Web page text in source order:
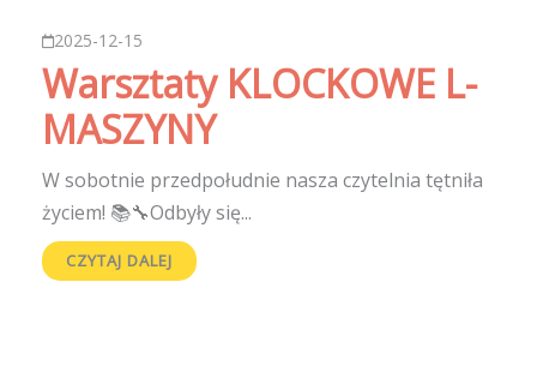
2025-12-15
Warsztaty KLOCKOWE L-
MASZYNY
W sobotnie przedpołudnie nasza czytelnia tętniła
życiem! 📚🔧Odbyły się...
CZYTAJ DALEJ